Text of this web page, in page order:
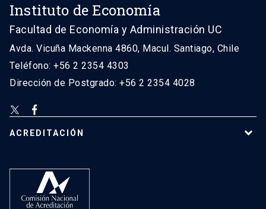
Instituto de Economía
Facultad de Economía y Administración UC
Avda. Vicuña Mackenna 4860, Macul. Santiago, Chile
Teléfono: +56 2 2354 4303
Dirección de Postgrado: +56 2 2354 4028
ACREDITACIÓN